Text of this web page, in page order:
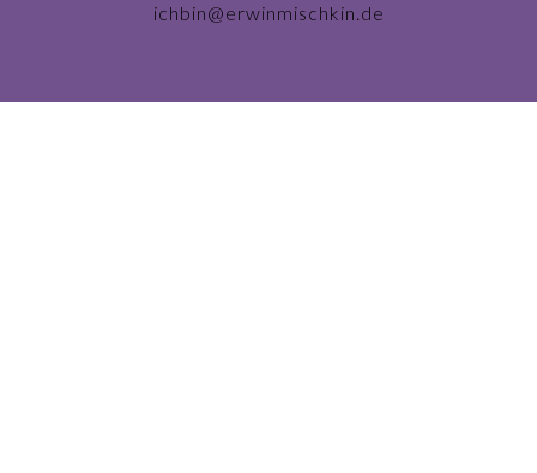
ichbin@erwinmischkin.de